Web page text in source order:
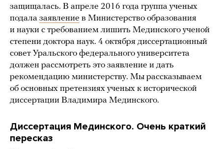
защищалась. В апреле 2016 года группа ученых
подала заявление в Министерство образования
и науки с требованием лишить Мединского ученой
степени доктора наук. 4 октября диссертационный
совет Уральского федерального университета
должен рассмотреть это заявление и дать
рекомендацию министерству. Мы рассказываем
об основных претензиях ученых к исторической
диссертации Владимира Мединского.
Диссертация Мединского. Очень краткий
пересказ